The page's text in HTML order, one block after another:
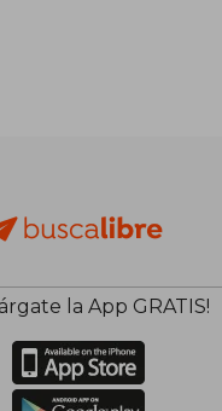
la App GRATIS!